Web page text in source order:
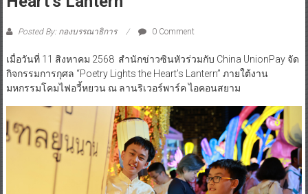
Posted By: กองบรรณาธิการ 0 Comment
เมื่อวันที่ 11 สิงหาคม 2568 สำนักข่าวซินหัวร่วมกับ China UnionPay จัด
กิจกรรมการกุศล “Poetry Lights the Heart’s Lantern” ภายใต้งาน
มหกรรมโคมไฟอวี้หยวน ณ ลานริเวอร์พาร์ค ไอคอนสยาม